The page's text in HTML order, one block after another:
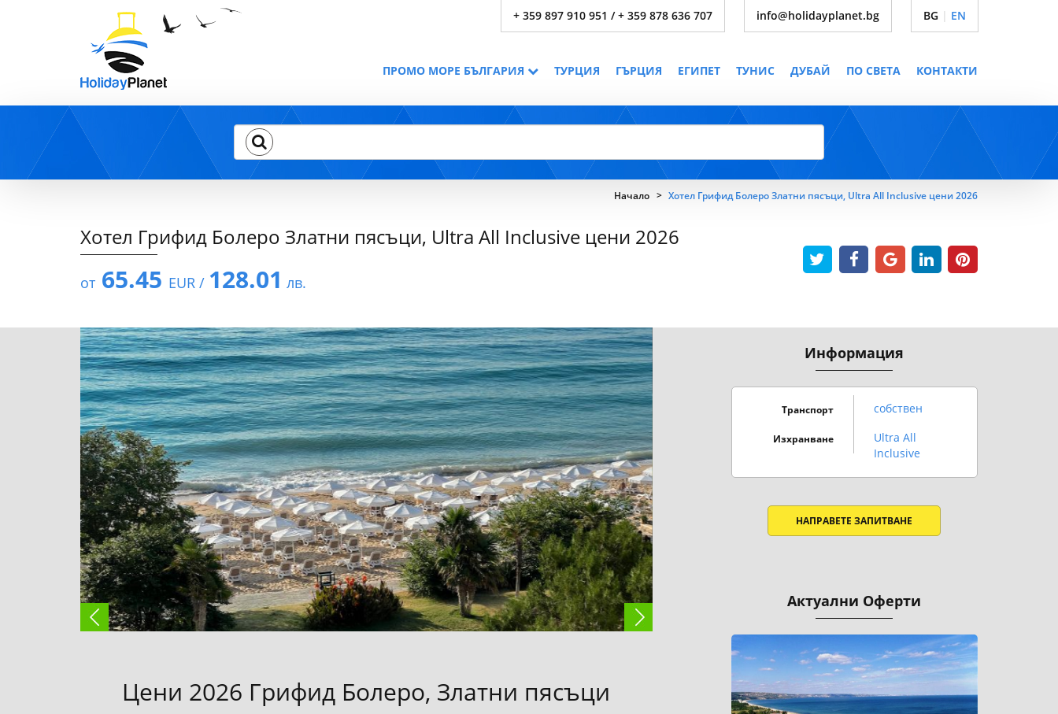
ПРОМО МОРЕ БЪЛГАРИЯ ТУРЦИЯ ГЪРЦИЯ ЕГИПЕТ ТУНИС ДУБАЙ ПО СВЕТА КОНТАКТИ
+ 359 897 910 951 / + 359 878 636 707 info@holidayplanet.bg BG | EN
Начало Хотел Грифид Болеро Златни пясъци, Ultra All Inclusive цени 2026
Хотел Грифид Болеро Златни пясъци, Ultra All Inclusive цени 2026
от 65.45 EUR / 128.01 лв.
Цени 2026 Грифид Болеро, Златни пясъци
Информация
Транспорт собствен
Изхранване
Ultra All
Inclusive
НАПРАВЕТЕ ЗАПИТВАНЕ
Актуални Оферти